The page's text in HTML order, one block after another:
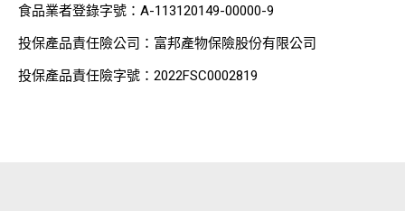
食品業者登錄字號：A-113120149-00000-9
投保產品責任險公司：富邦產物保險股份有限公司
投保產品責任險字號：2022FSC0002819